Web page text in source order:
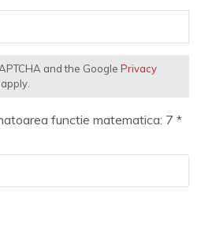
and the Google Privacy
apply.
functie matematica: 7 *